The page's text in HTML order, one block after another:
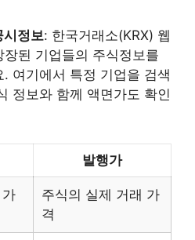
시정보: 한국거래소(KRX) 웹
된 기업들의 주식정보를
여기에서 특정 기업을 검색
정보와 함께 액면가도 확인
발행가
주식의 실제 거래 가
격